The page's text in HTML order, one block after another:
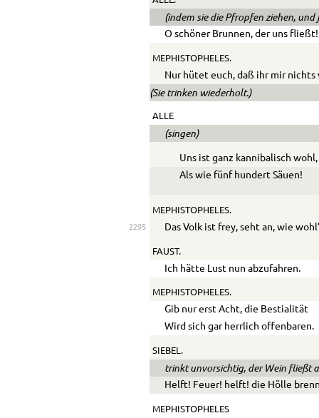
(indem sie die Pfropfen ziehen,
O schöner Brunnen, der uns fließt!
MEPHISTOPHELES.
Nur hütet euch, daß ihr mir
(Sie trinken wiederholt.)
ALLE
(singen)
Uns ist ganz kannibalisch wohl,
Als wie fünf hundert Säuen!
MEPHISTOPHELES.
2295 Das Volk ist frey, seht an, wie
FAUST.
Ich hätte Lust nun abzufahren.
MEPHISTOPHELES.
Gib nur erst Acht, die Bestialität
Wird sich gar herrlich offenbaren.
SIEBEL.
trinkt unvorsichtig, der Wein fließt
Helft! Feuer! helft! die Hölle
MEPHISTOPHELES